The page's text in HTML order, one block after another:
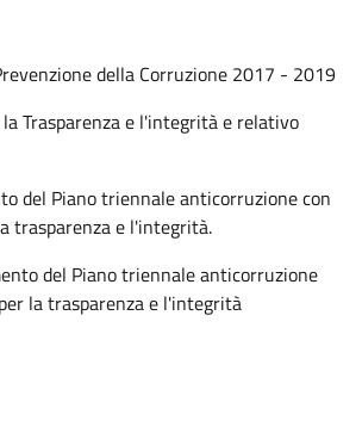
della Corruzione 2017 - 2019
Trasparenza e l'integrità e relativo
del Piano triennale anticorruzione con
trasparenza e l'integrità.
del Piano triennale anticorruzione
la trasparenza e l'integrità